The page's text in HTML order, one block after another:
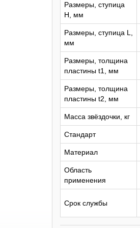
Размеры, ступица
H, мм
Размеры, ступица L,
мм
Размеры, толщина
пластины t1, мм
Размеры, толщина
пластины t2, мм
Масса звёздочки, кг
Стандарт
Материал
Область
применения
Срок службы